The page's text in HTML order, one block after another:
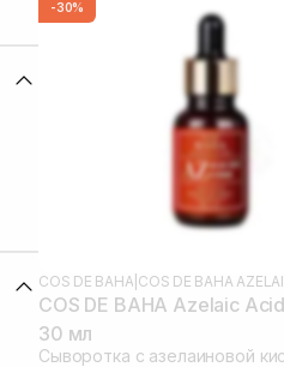
-30%
COS DE BAHA COS DE BAHA
COS DE BAHA Azelaic
30 мл
Сыворотка с азелаиновой